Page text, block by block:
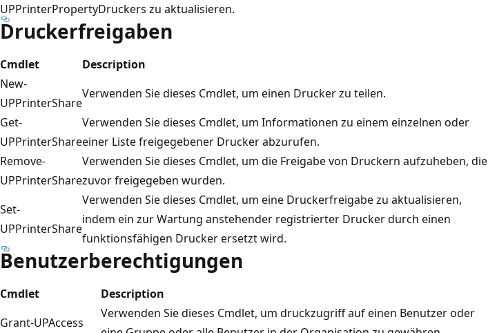
UPPrinterPropertyDruckers zu aktualisieren.
Druckerfreigaben
Cmdlet
Description
New-
UPPrinterShare
Verwenden Sie dieses Cmdlet, um einen Drucker zu teilen.
Get-
UPPrinterShare
Verwenden Sie dieses Cmdlet, um Informationen zu einem einzelnen oder
einer Liste freigegebener Drucker abzurufen.
Remove-
UPPrinterShare
Verwenden Sie dieses Cmdlet, um die Freigabe von Druckern aufzuheben, die
zuvor freigegeben wurden.
Set-
UPPrinterShare
Verwenden Sie dieses Cmdlet, um eine Druckerfreigabe zu aktualisieren,
indem ein zur Wartung anstehender registrierter Drucker durch einen
funktionsfähigen Drucker ersetzt wird.
Benutzerberechtigungen
Cmdlet
Description
Grant-UPAccess
Verwenden Sie dieses Cmdlet, um druckzugriff auf einen Benutzer oder